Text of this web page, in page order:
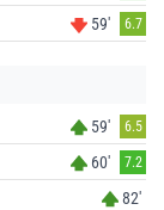
59' 6.7
59' 6.5
60' 7.2
82'